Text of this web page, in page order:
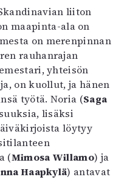
maapinta-ala on
on merenpinnan
rauhanrajan
yhteisön
on kuollut, ja hänen
työtä. Noria (Saga
lisäksi
löytyy
(Mimosa Willamo) ja
Haapkylä) antavat